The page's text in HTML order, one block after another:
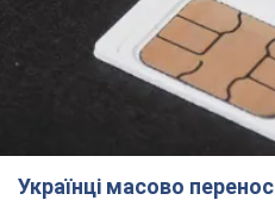
Українці масово